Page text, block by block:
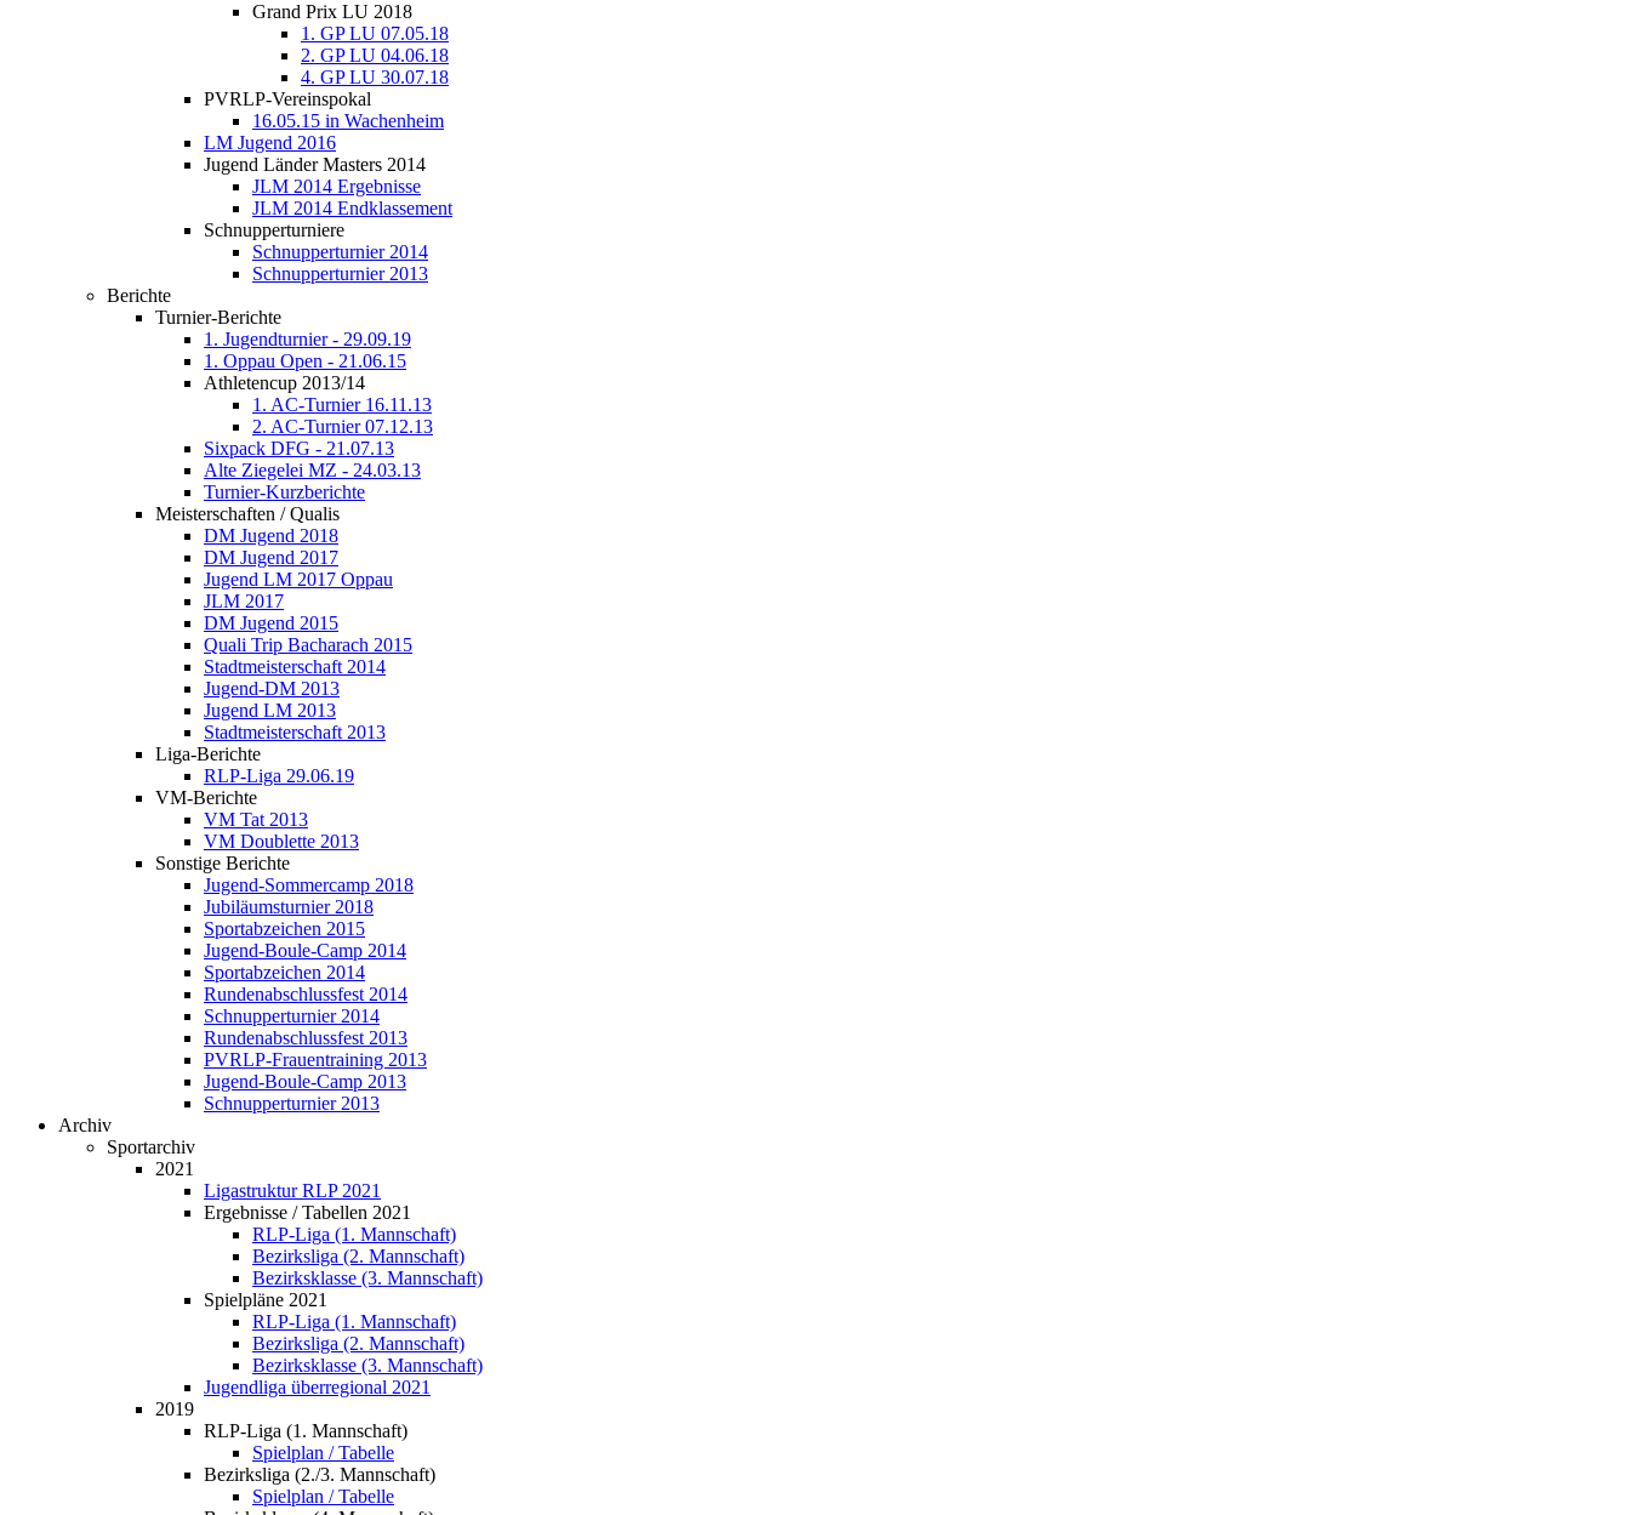
Grand Prix LU 2018
1. GP LU 07.05.18
2. GP LU 04.06.18
4. GP LU 30.07.18
PVRLP-Vereinspokal
16.05.15 in Wachenheim
LM Jugend 2016
Jugend Länder Masters 2014
JLM 2014 Ergebnisse
JLM 2014 Endklassement
Schnupperturniere
Schnupperturnier 2014
Schnupperturnier 2013
Berichte
Turnier-Berichte
1. Jugendturnier - 29.09.19
1. Oppau Open - 21.06.15
Athletencup 2013/14
1. AC-Turnier 16.11.13
2. AC-Turnier 07.12.13
Sixpack DFG - 21.07.13
Alte Ziegelei MZ - 24.03.13
Turnier-Kurzberichte
Meisterschaften / Qualis
DM Jugend 2018
DM Jugend 2017
Jugend LM 2017 Oppau
JLM 2017
DM Jugend 2015
Quali Trip Bacharach 2015
Stadtmeisterschaft 2014
Jugend-DM 2013
Jugend LM 2013
Stadtmeisterschaft 2013
Liga-Berichte
RLP-Liga 29.06.19
VM-Berichte
VM Tat 2013
VM Doublette 2013
Sonstige Berichte
Jugend-Sommercamp 2018
Jubiläumsturnier 2018
Sportabzeichen 2015
Jugend-Boule-Camp 2014
Sportabzeichen 2014
Rundenabschlussfest 2014
Schnupperturnier 2014
Rundenabschlussfest 2013
PVRLP-Frauentraining 2013
Jugend-Boule-Camp 2013
Schnupperturnier 2013
Archiv
Sportarchiv
2021
Ligastruktur RLP 2021
Ergebnisse / Tabellen 2021
RLP-Liga (1. Mannschaft)
Bezirksliga (2. Mannschaft)
Bezirksklasse (3. Mannschaft)
Spielpläne 2021
RLP-Liga (1. Mannschaft)
Bezirksliga (2. Mannschaft)
Bezirksklasse (3. Mannschaft)
Jugendliga überregional 2021
2019
RLP-Liga (1. Mannschaft)
Spielplan / Tabelle
Bezirksliga (2./3. Mannschaft)
Spielplan / Tabelle